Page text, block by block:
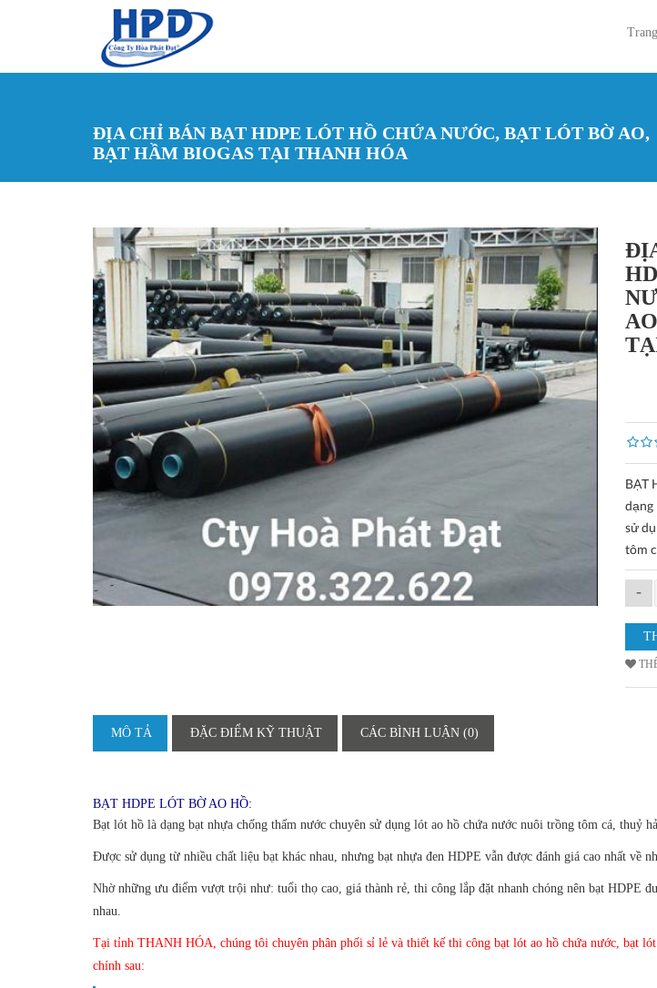
ĐỊA CHỈ BÁN BẠT HDPE LÓT HỒ CHỨA NƯỚC, BẠT LÓT BỜ AO,
BẠT HẦM BIOGAS TẠI THANH HÓA
BẠT
dạng
sử
tôm
-
MÔ TẢ ĐẶC ĐIỂM KỸ THUẬT CÁC BÌNH LUẬN (0)
BẠT HDPE LÓT BỜ AO HỒ:
Bạt lót hồ là dạng bạt nhựa chống thấm nước chuyên sử dụng lót ao hồ chứa nước nuôi trồng tôm cá, thuỷ
Được sử dụng từ nhiều chất liệu bạt khác nhau, nhưng bạt nhựa đen HDPE vẫn được đánh giá cao nhất về
Nhờ những ưu điểm vượt trội như: tuổi thọ cao, giá thành rẻ, thi công lắp đặt nhanh chóng nên bạt HDPE
nhau.
Tại tỉnh THANH HÓA, chúng tôi chuyên phân phối sỉ lẻ và thiết kế thi công bạt lót ao hồ chứa nước, bạt
chính sau: